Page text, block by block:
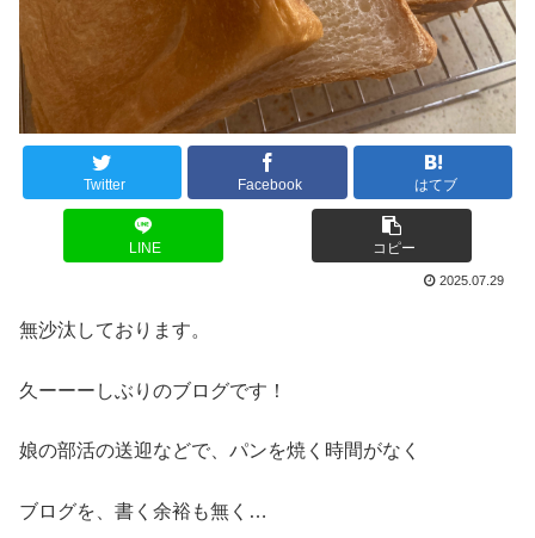
Twitter Facebook はてブ
LINE コピー
2025.07.29
無沙汰しております。
久ーーーしぶりのブログです！
娘の部活の送迎などで、パンを焼く時間がなく
ブログを、書く余裕も無く…